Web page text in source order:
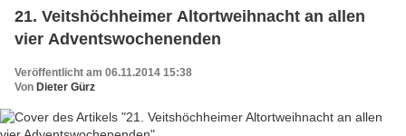
21. Veitshöchheimer Altortweihnacht an allen
vier Adventswochenenden
Veröffentlicht am 06.11.2014 15:38
Von Dieter Gürz